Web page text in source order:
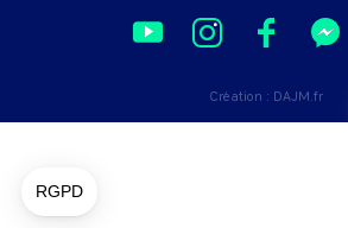
Création : DAJM.fr